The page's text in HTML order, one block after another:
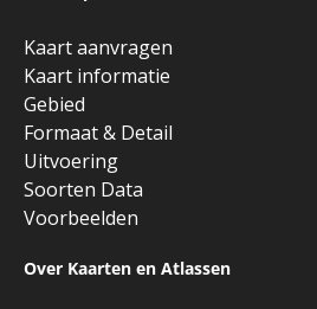
Kaart aanvragen
Kaart informatie
Gebied
Formaat & Detail
Uitvoering
Soorten Data
Voorbeelden
Over Kaarten en Atlassen